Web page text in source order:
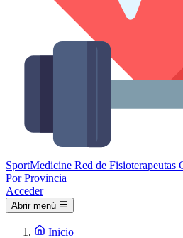
SportMedicine Red de Fisioterapeutas
Por Provincia
Acceder
Abrir menú
Inicio